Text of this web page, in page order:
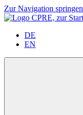
Zur Navigation springen
DE
EN